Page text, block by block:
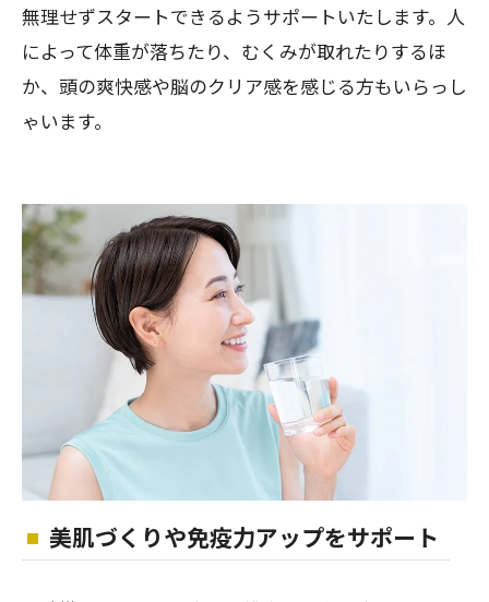
無理せずスタートできるようサポートいたします。人
によって体重が落ちたり、むくみが取れたりするほ
か、頭の爽快感や脳のクリア感を感じる方もいらっし
ゃいます。
美肌づくりや免疫力アップをサポート